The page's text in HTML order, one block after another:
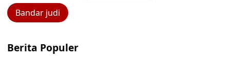
Bandar judi
Berita Populer